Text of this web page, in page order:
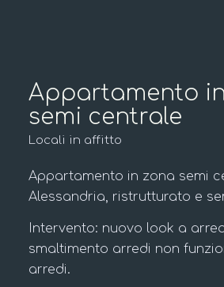
Appartamento
semi centrale
Locali in affitto
Appartamento in zona semi
Alessandria, ristrutturato e
Intervento: nuovo look a
smaltimento arredi non
arredi.